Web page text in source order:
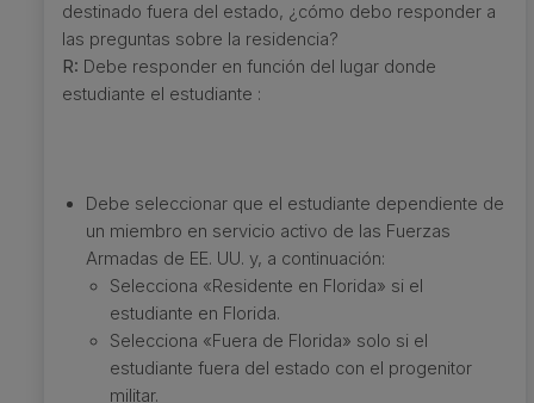
destinado fuera del estado, ¿cómo debo responder a
las preguntas sobre la residencia?
R: Debe responder en función del lugar donde
estudiante el estudiante :
Debe seleccionar que el estudiante dependiente de
un miembro en servicio activo de las Fuerzas
Armadas de EE. UU. y, a continuación:
Selecciona «Residente en Florida» si el
estudiante en Florida.
Selecciona «Fuera de Florida» solo si el
estudiante fuera del estado con el progenitor
militar.